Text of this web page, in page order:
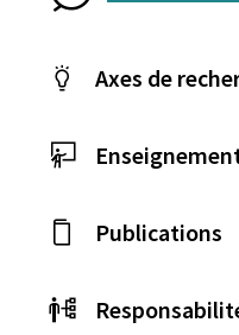
Axes de
Publications